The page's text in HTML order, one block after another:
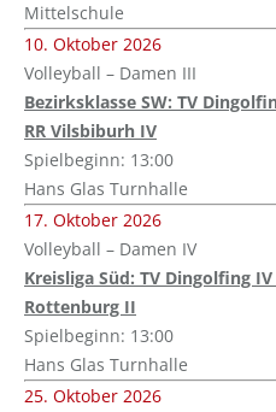
Mittelschule
10. Oktober 2026
Volleyball – Damen III
Bezirksklasse SW: TV
RR Vilsbiburh IV
Spielbeginn: 13:00
Hans Glas Turnhalle
17. Oktober 2026
Volleyball – Damen IV
Kreisliga Süd: TV Dingolfing
Rottenburg II
Spielbeginn: 13:00
Hans Glas Turnhalle
25. Oktober 2026